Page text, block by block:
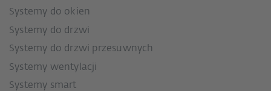
Systemy do okien
Systemy do drzwi
Systemy do drzwi przesuwnych
Systemy wentylacji
Systemy smart